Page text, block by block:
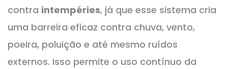
contra intempéries, já que esse sistema cria
uma barreira eficaz contra chuva, vento,
poeira, poluição e até mesmo ruídos
externos. Isso permite o uso contínuo da